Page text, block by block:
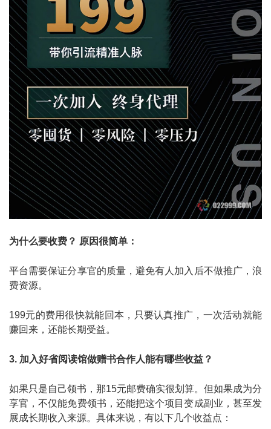
为什么要收费？ 原因很简单：
平台需要保证分享官的质量，避免有人加入后不做推广，浪
费资源。
199元的费用很快就能回本，只要认真推广，一次活动就能
赚回来，还能长期受益。
3. 加入好省阅读馆做赠书合作人能有哪些收益？
如果只是自己领书，那15元邮费确实很划算。但如果成为分
享官，不仅能免费领书，还能把这个项目变成副业，甚至发
展成长期收入来源。具体来说，有以下几个收益点：